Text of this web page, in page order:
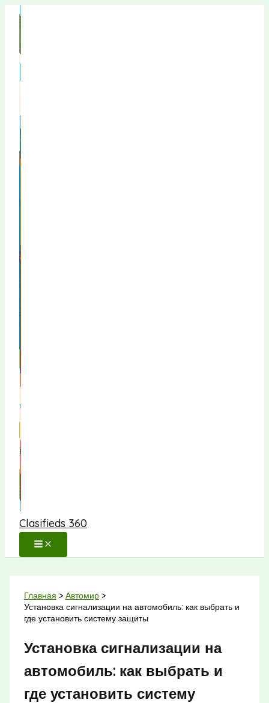
содержимому
Clasifieds 360
Главная
Автомир
Установка сигнализации на автомобиль: как выбрать и
где установить систему защиты
Установка сигнализации на
автомобиль: как выбрать и
где установить систему